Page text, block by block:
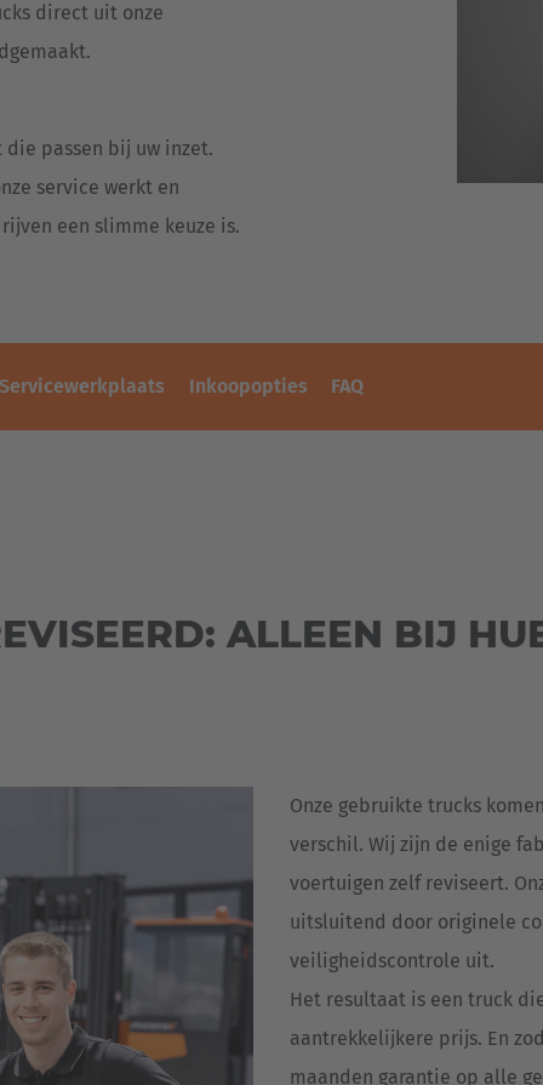
direct uit onze
passen bij uw inzet.
service werkt en
een slimme keuze is.
Servicewerkplaats Inkoopopties FAQ
ALLEEN BIJ
Onze gebruikte trucks
verschil. Wij zijn de enige
voertuigen zelf reviseert.
uitsluitend door originele
veiligheidscontrole uit.
Het resultaat is een truck
aantrekkelijkere prijs. En
maanden garantie op alle